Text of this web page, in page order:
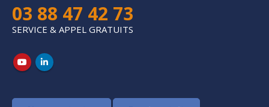
03 88 47 42 73
SERVICE & APPEL GRATUITS